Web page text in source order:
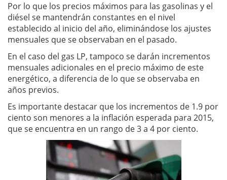
Por lo que los precios máximos para las gasolinas y el
diésel se mantendrán constantes en el nivel
establecido al inicio del año, eliminándose los ajustes
mensuales que se observaban en el pasado.
En el caso del gas LP, tampoco se darán incrementos
mensuales adicionales en el precio máximo de este
energético, a diferencia de lo que se observaba en
años previos.
Es importante destacar que los incrementos de 1.9 por
ciento son menores a la inflación esperada para 2015,
que se encuentra en un rango de 3 a 4 por ciento.